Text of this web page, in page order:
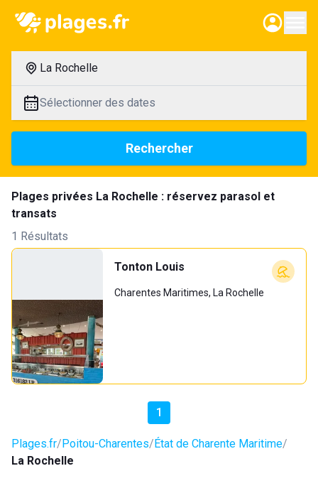
La Rochelle
Sélectionner des dates
Rechercher
Plages privées La Rochelle : réservez parasol et
transats
1 Résultats
Tonton Louis
Charentes Maritimes, La Rochelle
1
Plages.fr Poitou-Charentes État de Charente Maritime
La Rochelle